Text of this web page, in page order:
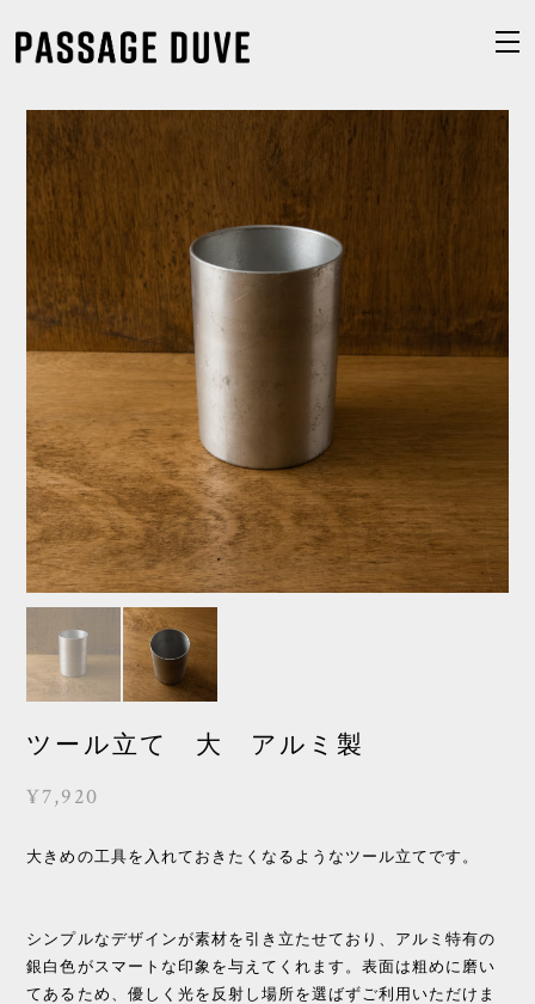
ツール立て 大 アルミ製
¥7,920
大きめの工具を入れておきたくなるようなツール立てです。
シンプルなデザインが素材を引き立たせており、アルミ特有の
銀白色がスマートな印象を与えてくれます。表面は粗めに磨い
てあるため、優しく光を反射し場所を選ばずご利用いただけま